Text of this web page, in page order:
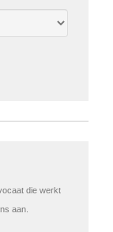
die werkt
aan.